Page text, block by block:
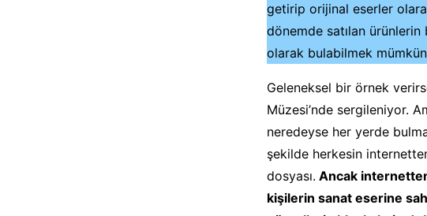
getirip orijinal eserler
dönemde satılan
olarak bulabilmek
Geleneksel bir örnek
Müzesi’nde sergileniyor.
neredeyse her yerde
şekilde herkesin
dosyası. Ancak
kişilerin sanat eserine